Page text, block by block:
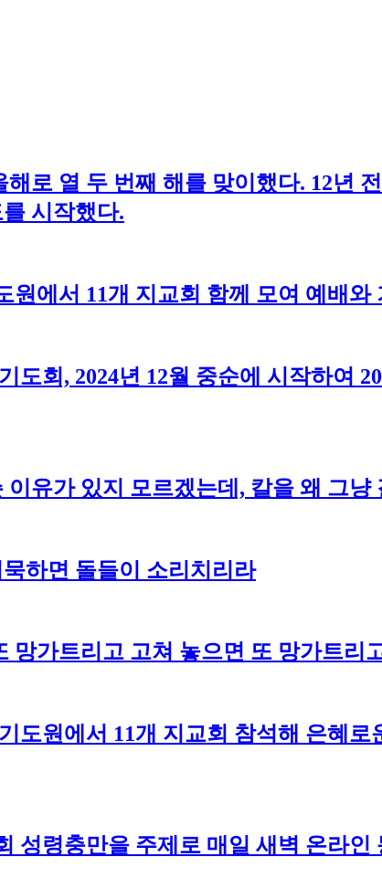
로 열 두 번째 해를 맞이했다. 12년
시작했다.
원에서 11개 지교회 함께 모여 예배
도회, 2024년 12월 중순에 시작하여
유가 있지 모르겠는데, 칼을 왜 그냥
하면 돌들이 소리치리라
망가트리고 고쳐 놓으면 또 망가트리
도원에서 11개 지교회 참석해 은혜
성령충만을 주제로 매일 새벽 온라인